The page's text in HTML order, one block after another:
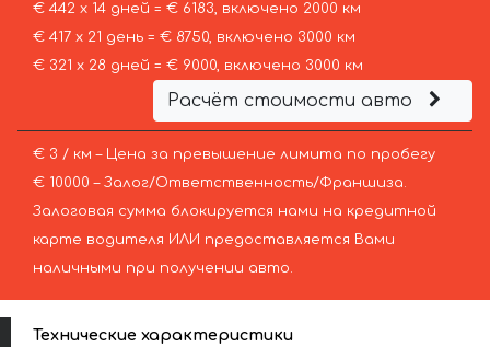
€ 442 х 14 дней = € 6183, включено 2000 км
€ 417 х 21 день = € 8750, включено 3000 км
€ 321 х 28 дней = € 9000, включено 3000 км
Расчёт стоимости авто
€ 3 / км – Цена за превышение лимита по пробегу
€ 10000 – Залог/Ответственность/Франшиза.
Залоговая сумма блокируется нами на кредитной
карте водителя ИЛИ предоставляется Вами
наличными при получении авто.
Технические характеристики